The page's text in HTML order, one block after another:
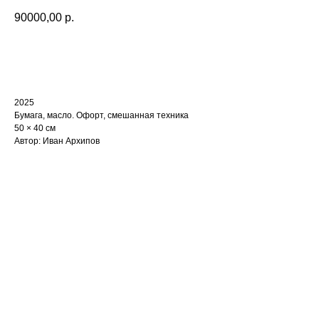
90000,00 р.
2025
Бумага, масло. Офорт, смешанная техника
50 × 40 см
Автор: Иван Архипов